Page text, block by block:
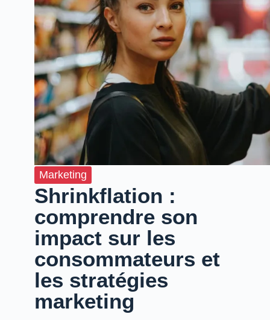
Marketing
Shrinkflation :
comprendre son
impact sur les
consommateurs et
les stratégies
marketing